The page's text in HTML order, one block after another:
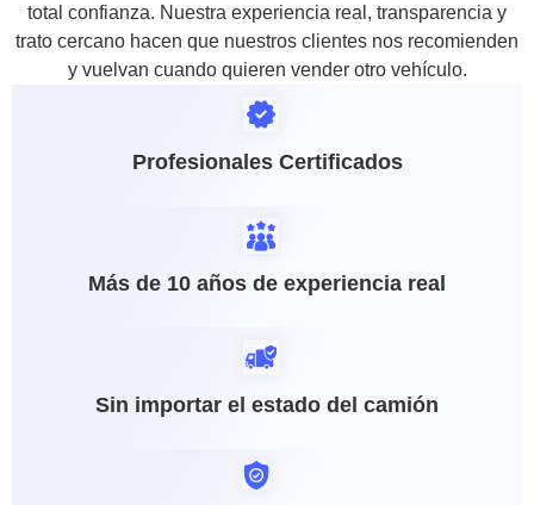
total confianza. Nuestra experiencia real, transparencia y
trato cercano hacen que nuestros clientes nos recomienden
y vuelvan cuando quieren vender otro vehículo.
Profesionales Certificados
Más de 10 años de experiencia real
Sin importar el estado del camión